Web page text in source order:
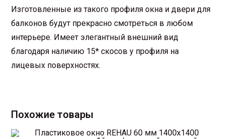
Изготовленные из такого профиля окна и двери для
балконов будут прекрасно смотреться в любом
интерьере. Имеет элегантный внешний вид
благодаря наличию 15* скосов у профиля на
лицевых поверхностях.
Похожие товары